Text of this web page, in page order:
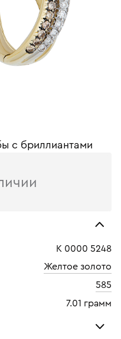
c бриллиантами
К 0000 5248
Желтое золото
585
7.01 грамм